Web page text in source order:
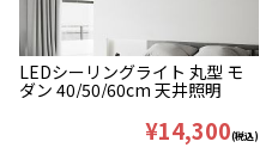
LEDシーリングライト 丸型 モ
ダン 40/50/60cm 天井照明
¥14,300(税込)